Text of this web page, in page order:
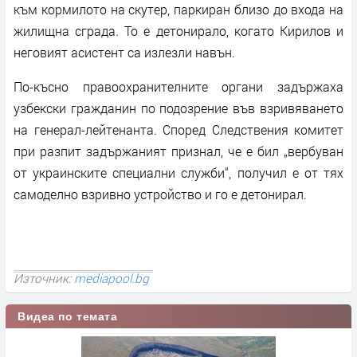
към кормилото на скутер, паркиран близо до входа на
жилищна сграда. То е детонирало, когато Кирилов и
неговият асистент са излезли навън.
По-късно правоохранителните органи задържаха
узбекски гражданин по подозрение във взривяването
на генерал-лейтенанта. Според Следствения комитет
при разпит задържаният признал, че е бил „вербуван
от украинските специални служби“, получил е от тях
самоделно взривно устройство и го е детонирал.
Източник:mediapool.bg
Видеа по темата